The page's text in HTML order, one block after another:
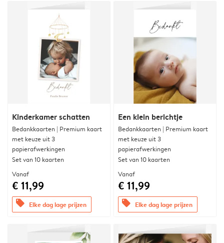
Kinderkamer schatten
Bedankkaarten | Premium kaart
met keuze uit 3
papierafwerkingen
Set van 10 kaarten
Vanaf
€ 11,99
offers Elke dag lage prijzen
Een klein berichtje
Bedankkaarten | Premium kaart
met keuze uit 3
papierafwerkingen
Set van 10 kaarten
Vanaf
€ 11,99
offers Elke dag lage prijzen